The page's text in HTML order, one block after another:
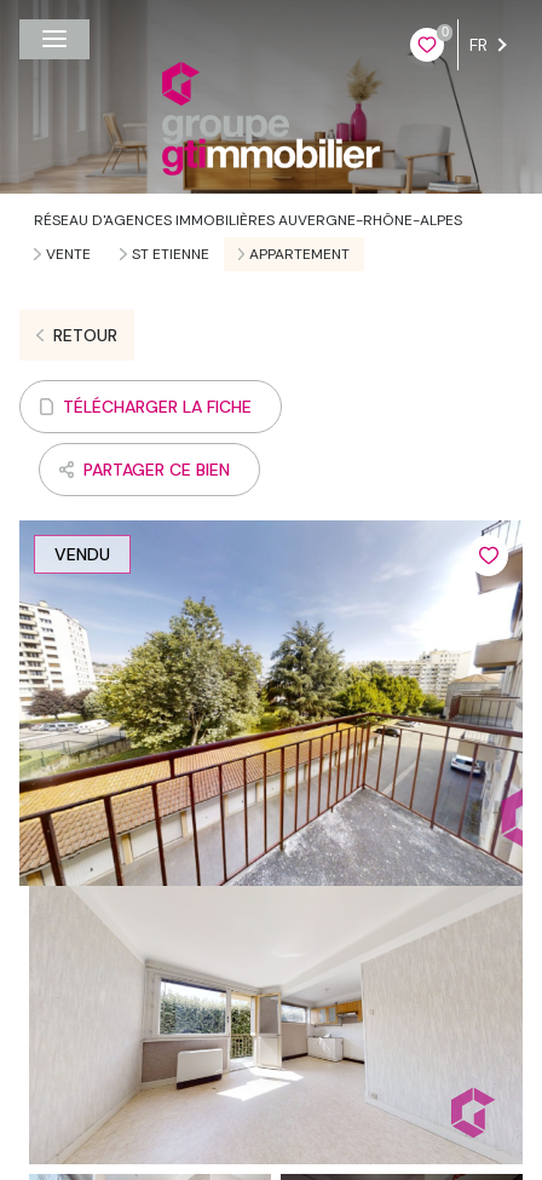
0
FR
RÉSEAU D'AGENCES IMMOBILIÈRES AUVERGNE-RHÔNE-ALPES
VENTE
ST ETIENNE APPARTEMENT
RETOUR
TÉLÉCHARGER LA FICHE
PARTAGER CE BIEN
VENDU